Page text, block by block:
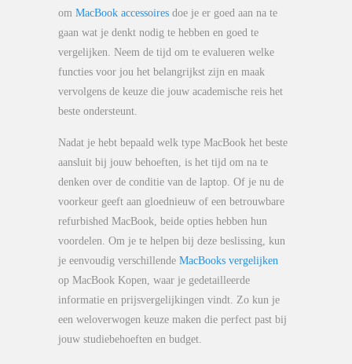
om MacBook accessoires doe je er goed aan na te
gaan wat je denkt nodig te hebben en goed te
vergelijken. Neem de tijd om te evalueren welke
functies voor jou het belangrijkst zijn en maak
vervolgens de keuze die jouw academische reis het
beste ondersteunt.
Nadat je hebt bepaald welk type MacBook het beste
aansluit bij jouw behoeften, is het tijd om na te
denken over de conditie van de laptop. Of je nu de
voorkeur geeft aan gloednieuw of een betrouwbare
refurbished MacBook, beide opties hebben hun
voordelen. Om je te helpen bij deze beslissing, kun
je eenvoudig verschillende MacBooks vergelijken
op MacBook Kopen, waar je gedetailleerde
informatie en prijsvergelijkingen vindt. Zo kun je
een weloverwogen keuze maken die perfect past bij
jouw studiebehoeften en budget.